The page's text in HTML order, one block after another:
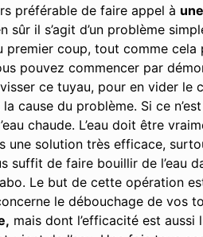
préférable de faire appel à
il s’agit d’un problème
coup, tout comme cela
pouvez commencer par
ce tuyau, pour en vider le
cause du problème. Si ce
chaude. L’eau doit être
une solution très efficace,
de faire bouillir de l’eau
Le but de cette opération
le débouchage de vos
mais dont l’efficacité est